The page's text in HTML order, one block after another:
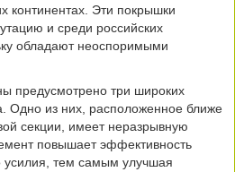
континентах. Эти покрышки
и среди российских
обладают неоспоримыми
предусмотрено три широких
Одно из них, расположенное ближе
секции, имеет неразрывную
повышает эффективность
усилия, тем самым улучшая